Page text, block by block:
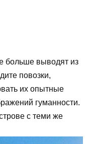
больше выводят из
повозки,
их опытные
гуманности.
с теми же